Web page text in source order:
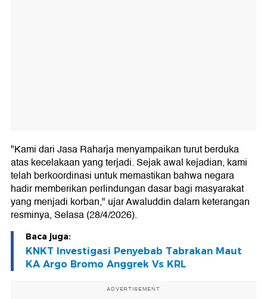
"Kami dari Jasa Raharja menyampaikan turut berduka
atas kecelakaan yang terjadi. Sejak awal kejadian, kami
telah berkoordinasi untuk memastikan bahwa negara
hadir memberikan perlindungan dasar bagi masyarakat
yang menjadi korban," ujar Awaluddin dalam keterangan
resminya, Selasa (28/4/2026).
Baca juga:
KNKT Investigasi Penyebab Tabrakan Maut
KA Argo Bromo Anggrek Vs KRL
ADVERTISEMENT